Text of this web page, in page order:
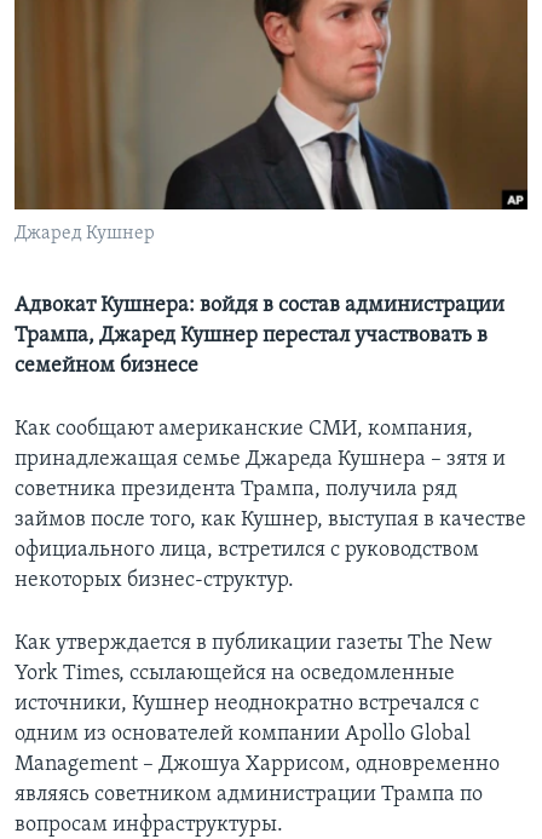
Языки
Джаред Кушнер
Адвокат Кушнера: войдя в состав администрации
Трампа, Джаред Кушнер перестал участвовать в
семейном бизнесе
Как сообщают американские СМИ, компания,
принадлежащая семье Джареда Кушнера – зятя и
советника президента Трампа, получила ряд
займов после того, как Кушнер, выступая в качестве
официального лица, встретился с руководством
некоторых бизнес-структур.
Как утверждается в публикации газеты The New
York Times, ссылающейся на осведомленные
источники, Кушнер неоднократно встречался с
одним из основателей компании Apollo Global
Management – Джошуа Харрисом, одновременно
являясь советником администрации Трампа по
вопросам инфраструктуры.